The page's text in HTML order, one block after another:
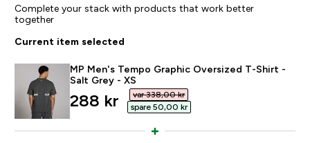
Complete your stack with products that work better
together
Current item selected
MP Men's Tempo Graphic Oversized T-Shirt -
Salt Grey - XS
discounted price
288 kr‎
var 338,00 kr‎
spare 50,00 kr‎